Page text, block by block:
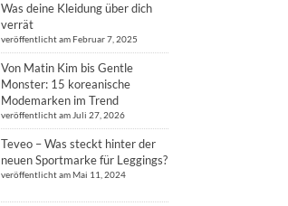
Was deine Kleidung über dich
verrät
veröffentlicht am Februar 7, 2025
Von Matin Kim bis Gentle
Monster: 15 koreanische
Modemarken im Trend
veröffentlicht am Juli 27, 2026
Teveo – Was steckt hinter der
neuen Sportmarke für Leggings?
veröffentlicht am Mai 11, 2024